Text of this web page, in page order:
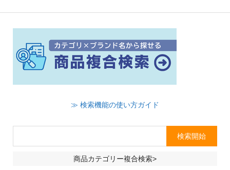
≫ 検索機能の使い方ガイド
商品カテゴリー複合検索>